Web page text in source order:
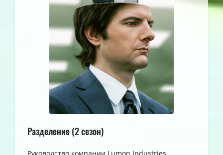
Разделение (2 сезон)